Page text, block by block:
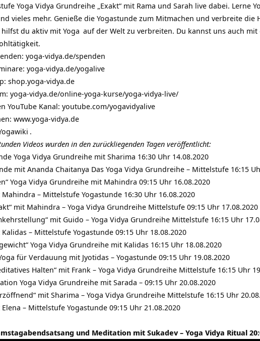
Yoga Vidya Grundreihe „Exakt“ mit Rama und Sarah live dabei. Lerne
vieles mehr. Genieße die Yogastunde zum Mitmachen und verbreite
du aktiv mit Yoga auf der Welt zu verbreiten. Du kannst uns auch
yoga-vidya.de/spenden
yoga-vidya.de/yogalive
shop.yoga-vidya.de
yoga-vidya.de/online-yoga-kurse/yoga-vidya-live/
YouTube Kanal: youtube.com/yogavidyalive
www.yoga-vidya.de
.
Videos wurden in den zurückliegenden Tagen veröffentlicht:
Yoga Vidya Grundreihe mit Sharima 16:30 Uhr 14.08.2020
mit Ananda Chaitanya Das Yoga Vidya Grundreihe – Mittelstufe 16:15
Yoga Vidya Grundreihe mit Mahindra 09:15 Uhr 16.08.2020
– Mittelstufe Yogastunde 16:30 Uhr 16.08.2020
mit Mahindra – Yoga Vidya Grundreihe Mittelstufe 09:15 Uhr 17.08.2020
mit Guido – Yoga Vidya Grundreihe Mittelstufe 16:15 Uhr
– Mittelstufe Yogastunde 09:15 Uhr 18.08.2020
Yoga Vidya Grundreihe mit Kalidas 16:15 Uhr 18.08.2020
für Verdauung mit Jyotidas – Yogastunde 09:15 Uhr 19.08.2020
Halten“ mit Frank – Yoga Vidya Grundreihe Mittelstufe 16:15 Uhr
Yoga Vidya Grundreihe mit Sarada – 09:15 Uhr 20.08.2020
mit Sharima – Yoga Vidya Grundreihe Mittelstufe 16:15 Uhr
– Mittelstufe Yogastunde 09:15 Uhr 21.08.2020
und Meditation mit Sukadev – Yoga Vidya Ritual